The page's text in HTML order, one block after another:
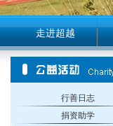
走进超越
行善日志
捐资助学